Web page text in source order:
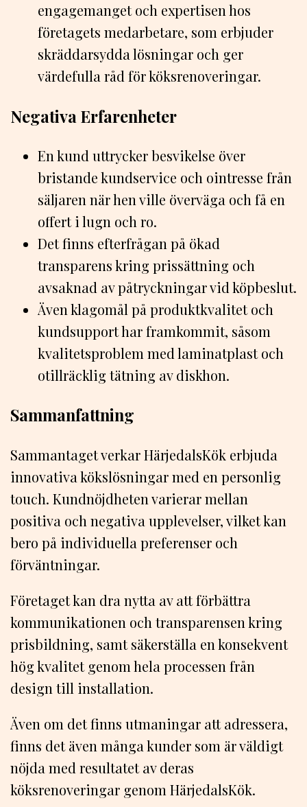
engagemanget och expertisen hos
företagets medarbetare, som erbjuder
skräddarsydda lösningar och ger
värdefulla råd för köksrenoveringar.
Negativa Erfarenheter
En kund uttrycker besvikelse över
bristande kundservice och ointresse från
säljaren när hen ville överväga och få en
offert i lugn och ro.
Det finns efterfrågan på ökad
transparens kring prissättning och
avsaknad av påtryckningar vid köpbeslut.
Även klagomål på produktkvalitet och
kundsupport har framkommit, såsom
kvalitetsproblem med laminatplast och
otillräcklig tätning av diskhon.
Sammanfattning
Sammantaget verkar HärjedalsKök erbjuda
innovativa kökslösningar med en personlig
touch. Kundnöjdheten varierar mellan
positiva och negativa upplevelser, vilket kan
bero på individuella preferenser och
förväntningar.
Företaget kan dra nytta av att förbättra
kommunikationen och transparensen kring
prisbildning, samt säkerställa en konsekvent
hög kvalitet genom hela processen från
design till installation.
Även om det finns utmaningar att adressera,
finns det även många kunder som är väldigt
nöjda med resultatet av deras
köksrenoveringar genom HärjedalsKök.